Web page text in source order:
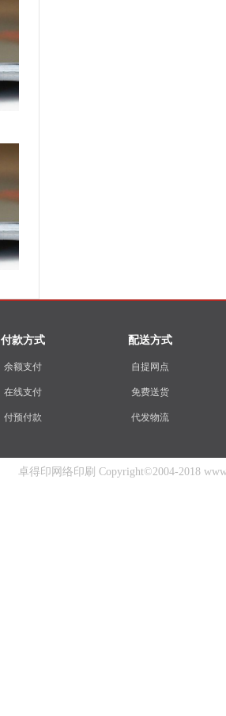
付款方式
余额支付
在线支付
付预付款
配送方式
自提网点
免费送货
代发物流
卓得印网络印刷 Copyright©2004-2018